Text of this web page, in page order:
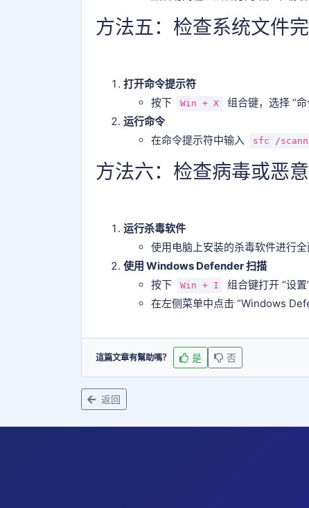
方法五：检查系统文件
打开命令提示符
按下
Win + X
组合键，选择 “命
运行命令
在命令提示符中输入
sfc /
方法六：检查病毒或恶
运行杀毒软件
使用电脑上安装的杀毒软件进行
使用 Windows Defender 扫描
按下
Win + I
组合键打开 “设置
在左侧菜单中点击 “Windows
這篇文章有幫助嗎？ 是 否
返回